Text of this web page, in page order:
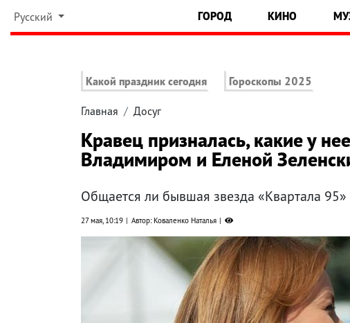
Русский ГОРОД КИНО
Какой праздник сегодня Гороскопы 2025
Главная Досуг
Кравец призналась, какие у
Владимиром и Еленой
Общается ли бывшая звезда «Квартала
27 мая, 10:19 Автор: Коваленко Наталья